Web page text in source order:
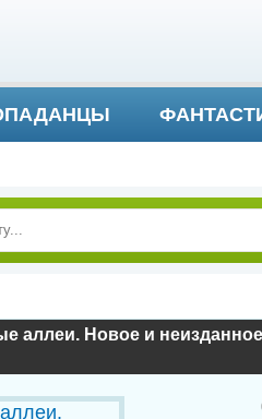
аллеи. Новое и неизданное